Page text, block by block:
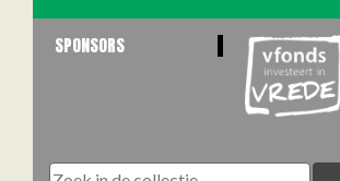
SPONSORS